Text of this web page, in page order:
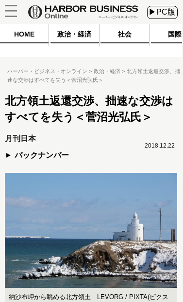
▶PC版
HOME 政治・経済 社会 国際
ハーバー・ビジネス・オンライン 政治・経済
北方領土返還交渉、拙
速な交渉はすべてを失う＜菅沼光弘氏＞
北方領土返還交渉、拙速な交渉は
すべてを失う＜菅沼光弘氏＞
月刊日本
バックナンバー
2018.12.22
納沙布岬から眺める北方領土 LEVORG / PIXTA(ピクス